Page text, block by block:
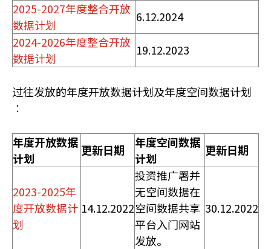
2025-2027年度整合开放
数据计划
6.12.2024
2024-2026年度整合开放
数据计划
19.12.2023
过往发放的年度开放数据计划及年度空间数据计划
︰
年度开放数据
计划
更新日期
年度空间数据
计划
更新日期
2023-2025年
度开放数据计
划
14.12.2022
投资推广署并
无空间数据在
空间数据共享
平台入门网站
发放。
30.12.2022